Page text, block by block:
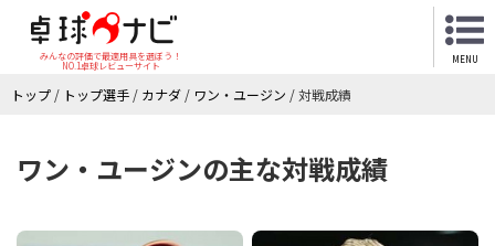
みんなの評価で最適用具を選ぼう！
NO.1卓球レビューサイト
MENU
トップ / トップ選手 / カナダ / ワン・ユージン /対戦成績
ワン・ユージンの主な対戦成績